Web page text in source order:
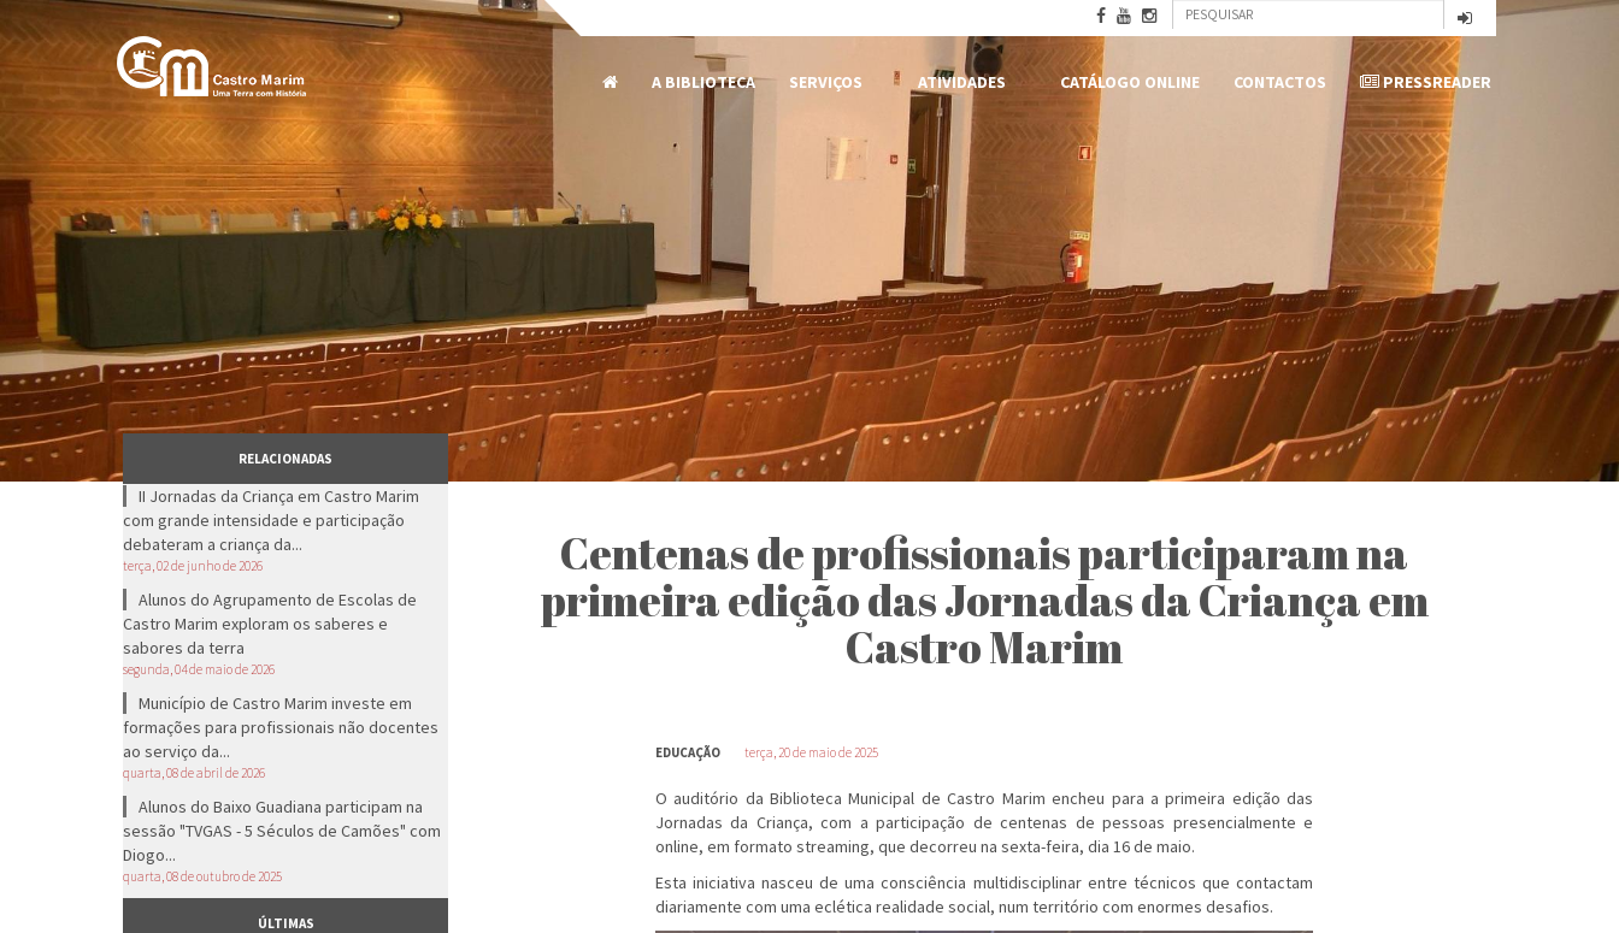
para
conteúdo
principal
Formulário
pesquisa
Pesquisar
A BIBLIOTECA
SERVIÇOS ATIVIDADES CATÁLOGO ONLINE CONTACTOS PRESSREADER
RELACIONADAS
II Jornadas da Criança em Castro Marim
com grande intensidade e participação
debateram a criança da...
terça, 02 de junho de 2026
Alunos do Agrupamento de Escolas de
Castro Marim exploram os saberes e
sabores da terra
segunda, 04 de maio de 2026
Município de Castro Marim investe em
formações para profissionais não docentes
ao serviço da...
quarta, 08 de abril de 2026
Alunos do Baixo Guadiana participam na
sessão "TVGAS - 5 Séculos de Camões" com
Diogo...
quarta, 08 de outubro de 2025
ÚLTIMAS
Centenas de profissionais participaram na
primeira edição das Jornadas da Criança em
Castro Marim
EDUCAÇÃO terça, 20 de maio de 2025
O auditório da Biblioteca Municipal de Castro Marim encheu para a primeira edição das
Jornadas da Criança, com a participação de centenas de pessoas presencialmente e
online, em formato streaming, que decorreu na sexta-feira, dia 16 de maio.
Esta iniciativa nasceu de uma consciência multidisciplinar entre técnicos que contactam
diariamente com uma eclética realidade social, num território com enormes desafios.